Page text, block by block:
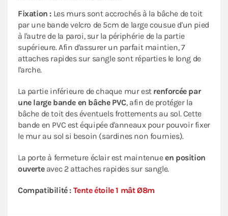
Fixation : Les murs sont accrochés à la bâche de toit
par une bande velcro de 5cm de large cousue d'un pied
à l'autre de la paroi, sur la périphérie de la partie
supérieure. Afin d'assurer un parfait maintien, 7
attaches rapides sur sangle sont réparties le long de
l'arche.
La partie inférieure de chaque mur estrenforcée par
une large bande en bâche PVC, afin de protéger la
bâche de toit des éventuels frottements au sol. Cette
bande en PVC est équipée d'anneaux pour pouvoir fixer
le mur au sol si besoin (sardines non fournies).
La porte à fermeture éclair est maintenueen position
ouverteavec 2 attaches rapides sur sangle.
Compatibilité : Tente étoile 1 mât Ø8m